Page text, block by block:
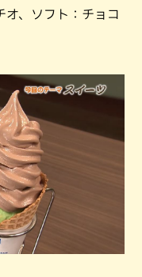
オ、ソフト：チョコ